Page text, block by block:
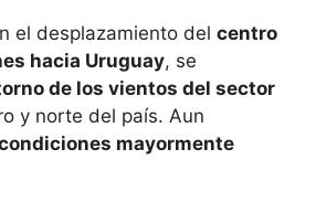
el desplazamiento del centro
hacia Uruguay, se
de los vientos del sector
y norte del país. Aun
mayormente